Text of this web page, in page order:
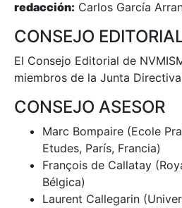
redacción: Carlos García
CONSEJO
El Consejo Editorial de
miembros de la Junta Directiva
CONSEJO ASESOR
Marc Bompaire (Ecole
Etudes, París, Francia)
François de Callatay
Bélgica)
Laurent Callegarin